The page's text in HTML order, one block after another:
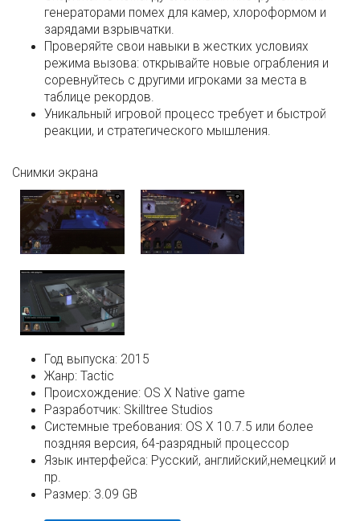
генераторами помех для камер, хлороформом и
зарядами взрывчатки.
Проверяйте свои навыки в жестких условиях
режима вызова: открывайте новые ограбления и
соревнуйтесь с другими игроками за места в
таблице рекордов.
Уникальный игровой процесс требует и быстрой
реакции, и стратегического мышления.
Снимки экрана
Год выпуска: 2015
Жанр: Tactic
Происхождение: OS X Native game
Разработчик: Skilltree Studios
Системные требования: OS X 10.7.5 или более
поздняя версия, 64-разрядный процессор
Язык интерфейса: Русский, английский,немецкий и
пр.
Размер: 3.09 GB